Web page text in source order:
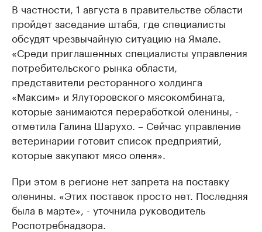
В частности, 1 августа в правительстве области
пройдет заседание штаба, где специалисты
обсудят чрезвычайную ситуацию на Ямале.
«Среди приглашенных специалисты управления
потребительского рынка области,
представители ресторанного холдинга
«Максим» и Ялуторовского мясокомбината,
которые занимаются переработкой оленины, -
отметила Галина Шарухо. – Сейчас управление
ветеринарии готовит список предприятий,
которые закупают мясо оленя».
При этом в регионе нет запрета на поставку
оленины. «Этих поставок просто нет. Последняя
была в марте», - уточнила руководитель
Роспотребнадзора.